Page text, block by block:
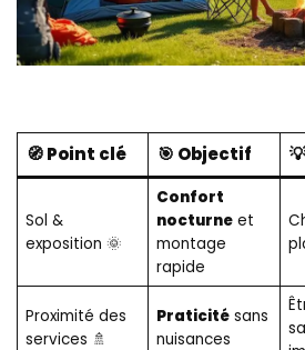
🧭 Point clé 🎯 Objectif
Sol &
exposition 🌞
Confort
nocturneet
montage
rapide
Proximité des
services 🚿
Praticitésans
nuisances